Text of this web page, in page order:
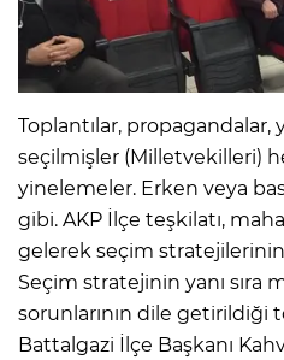
Toplantılar, propagandalar,
seçilmişler (Milletvekilleri)
yinelemeler. Erken veya
gibi. AKP İlçe teşkilatı,
gelerek seçim
Seçim stratejinin yanı sıra
sorunlarının dile getirildiği
Battalgazi İlçe Başkanı